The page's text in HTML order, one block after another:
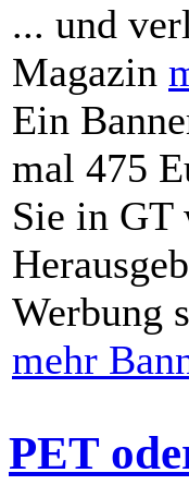
... und
Magazin
Ein
mal 475
Sie in GT
Werbung
mehr
PET